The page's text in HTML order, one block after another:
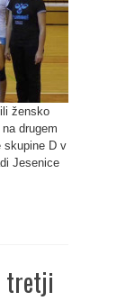
žensko
drugem
skupine D v
Jesenice
tretji